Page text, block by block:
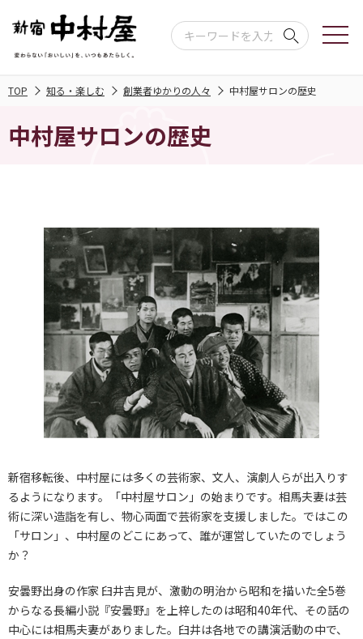
TOP 知る・楽しむ 創業者ゆかりの人々 中村屋サロンの歴史
中村屋サロンの歴史
新宿移転後、中村屋には多くの芸術家、文人、演劇人らが出入りす
るようになります。「中村屋サロン」の始まりです。相馬夫妻は芸
術に深い造詣を有し、物心両面で芸術家を支援しました。ではこの
「サロン」、中村屋のどこにあって、誰が運営していたのでしょう
か？
安曇野出身の作家 臼井吉見が、激動の明治から昭和を描いた全5巻
からなる長編小説『安曇野』を上梓したのは昭和40年代、その話の
中心には相馬夫妻がありました。臼井は各地での講演活動の中で、